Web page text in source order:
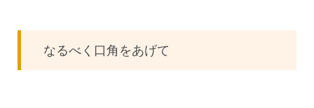
なるべく口角をあげて